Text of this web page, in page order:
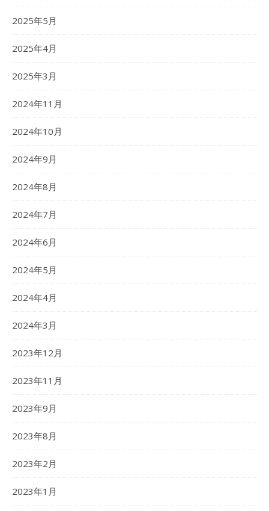
2025年5月
2025年4月
2025年3月
2024年11月
2024年10月
2024年9月
2024年8月
2024年7月
2024年6月
2024年5月
2024年4月
2024年3月
2023年12月
2023年11月
2023年9月
2023年8月
2023年2月
2023年1月